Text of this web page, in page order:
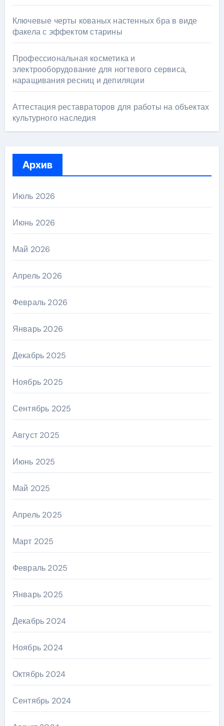
Ключевые черты кованых настенных бра в виде
факела с эффектом старины
Профессиональная косметика и
электрооборудование для ногтевого сервиса,
наращивания ресниц и депиляции
Аттестация реставраторов для работы на объектах
культурного наследия
Архив
Июль 2026
Июнь 2026
Май 2026
Апрель 2026
Февраль 2026
Январь 2026
Декабрь 2025
Ноябрь 2025
Сентябрь 2025
Август 2025
Июнь 2025
Май 2025
Апрель 2025
Март 2025
Февраль 2025
Январь 2025
Декабрь 2024
Ноябрь 2024
Октябрь 2024
Сентябрь 2024